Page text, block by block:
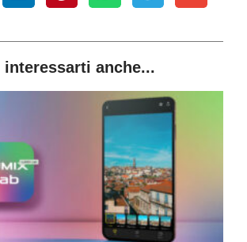
interessarti anche...